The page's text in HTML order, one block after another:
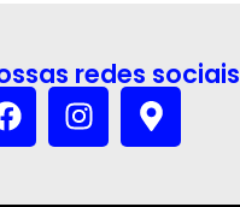
redes sociais